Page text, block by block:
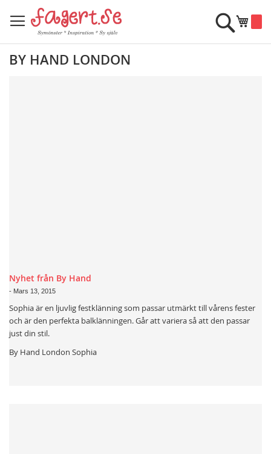
to
Content
Min
Sök
BY HAND LONDON
Nyhet från By Hand
- Mars 13, 2015
Sophia är en ljuvlig festklänning som passar utmärkt till vårens fester
och är den perfekta balklänningen. Går att variera så att den passar
just din stil.
By Hand London Sophia